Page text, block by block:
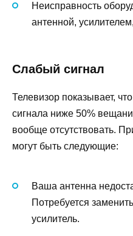
Неисправность
антенной,
Слабый сигнал
Телевизор показывает,
сигнала ниже 50%
вообще отсутствовать.
могут быть следующие:
Ваша антенна
Потребуется
усилитель.